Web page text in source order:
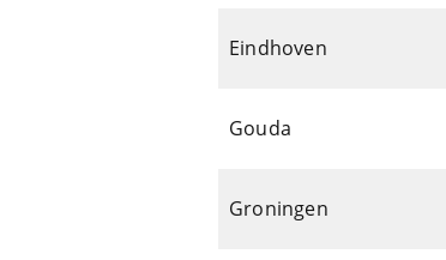
Eindhoven
Gouda
Groningen